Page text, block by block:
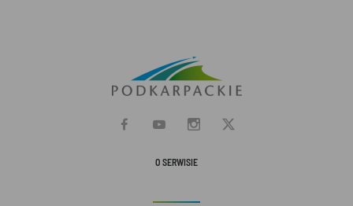
O SERWISIE